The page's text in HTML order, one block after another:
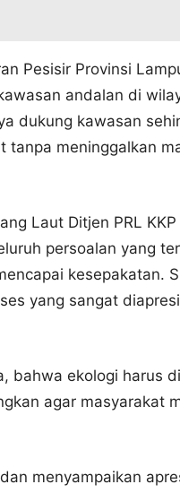
Pesisir Provinsi
andalan di
dukung kawasan
tanpa meninggalkan
Laut Ditjen PRL
persoalan yang
kesepakatan.
yang sangat
bahwa ekologi harus
agar masyarakat
menyampaikan